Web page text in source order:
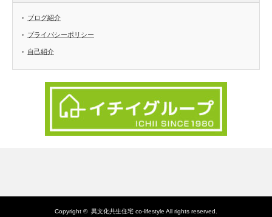
ブログ紹介
プライバシーポリシー
自己紹介
Copyright © 異文化共生住宅 co-lifestyle All rights reserved.